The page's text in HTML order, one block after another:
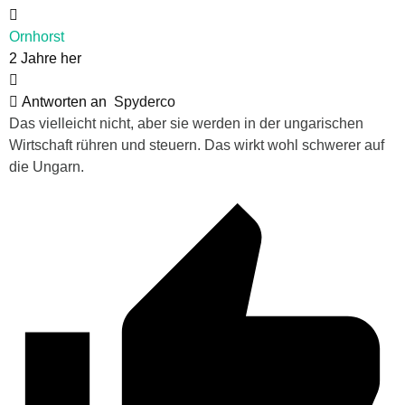
Ornhorst
2 Jahre her
Antworten an Spyderco
Das vielleicht nicht, aber sie werden in der ungarischen
Wirtschaft rühren und steuern. Das wirkt wohl schwerer auf
die Ungarn.